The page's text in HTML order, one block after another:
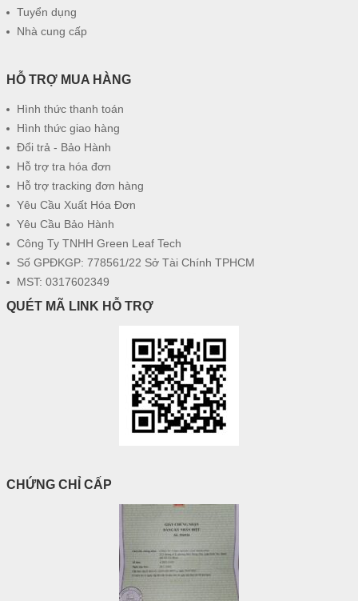
Tuyển dụng
Nhà cung cấp
HỖ TRỢ MUA HÀNG
Hình thức thanh toán
Hình thức giao hàng
Đổi trả - Bảo Hành
Hỗ trợ tra hóa đơn
Hỗ trợ tracking đơn hàng
Yêu Cầu Xuất Hóa Đơn
Yêu Cầu Bảo Hành
Công Ty TNHH Green Leaf Tech
Số GPĐKGP: 778561/22 Sở Tài Chính TPHCM
MST: 0317602349
QUÉT MÃ LINK HỖ TRỢ
CHỨNG CHỈ CẤP